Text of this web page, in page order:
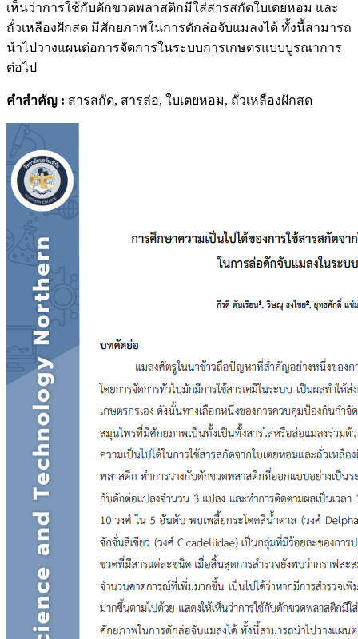
เห็นว่าการใช้กับดักขวดพลาสติกมีใส่สารสกัดใบเตยหอม และ
ถั่วเหลืองฝักสด มีศักยภาพในการดักล่อจับแมลงได้ ทั้งนี้สามารถ
นำไปวางแผนต่อการจัดการในระบบการเกษตรแบบบูรณาการ
ต่อไป
คำสำคัญ : สารสกัด, สารล่อ, ใบเตยหอม, ถั่วเหลืองฝักสด